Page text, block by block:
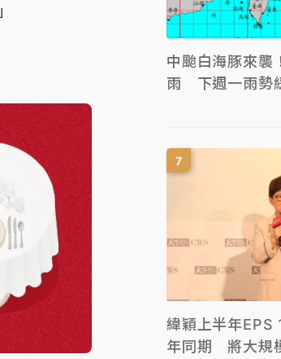
中颱白海豚來襲
雨 下週一雨勢
緯穎上半年EPS
年同期 將大規